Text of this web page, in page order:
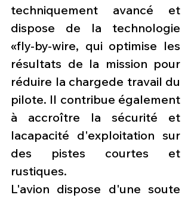
techniquement avancé et
dispose de la technologie
«fly-by-wire, qui optimise les
résultats de la mission pour
réduire la chargede travail du
pilote. Il contribue également
à accroître la sécurité et
lacapacité d'exploitation sur
des pistes courtes et
rustiques.
L'avion dispose d'une soute